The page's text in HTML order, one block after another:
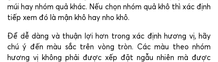
múi hay nhóm quả khác. Nếu chọn nhóm quả khô thì xác định
tiếp xem đó là mận khô hay nho khô.
Để dễ dàng và thuận lợi hơn trong xác định hương vị, hãy
chú ý đến màu sắc trên vòng tròn. Các màu theo nhóm
hương vị không phải được xếp đặt ngẫu nhiên mà được